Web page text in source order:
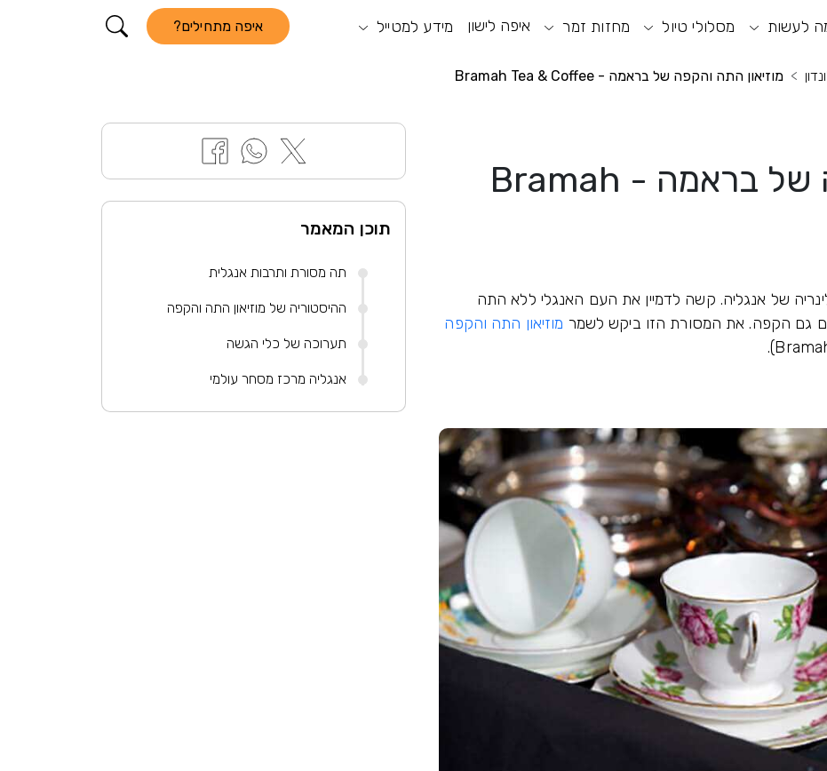
לעשות מסלולי טיול מחזות זמר איפה לישון מידע למטייל איפה מתחילים?
מוזיאון התה והקפה של בראמה - Bramah Tea & Coffee
מוזיאון התה והקפה של בראמה - Bramah
של אנגליה. קשה לדמיין את העם האנגלי ללא התה
גם הקפה. את המסורת הזו ביקש לשמר מוזיאון התה והקפה
תוכן המאמר
תה מסורת ותרבות אנגלית
ההיסטוריה של מוזיאון התה והקפה
תערוכה של כלי הגשה
אנגליה מרכז מסחר עולמי
מנוע חיפוש תפריט ראשי תפריט נגישות קורא התוכן